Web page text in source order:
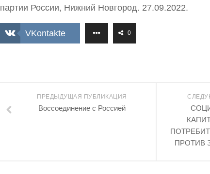
партии России, Нижний Новгород. 27.09.2022.
VKontakte 0
ПРОТИВ
ПРЕДЫДУЩАЯ ПУБЛИКАЦИЯ
Воссоединение с Россией